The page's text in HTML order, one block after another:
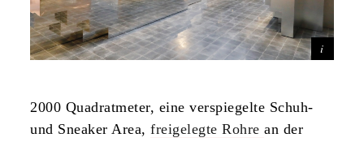
2000 Quadratmeter, eine verspiegelte Schuh-
und Sneaker Area,freigelegte Rohrean der